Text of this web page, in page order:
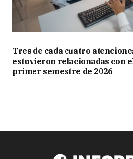
Tres de cada cuatro
estuvieron relacionadas con
primer semestre de 2026